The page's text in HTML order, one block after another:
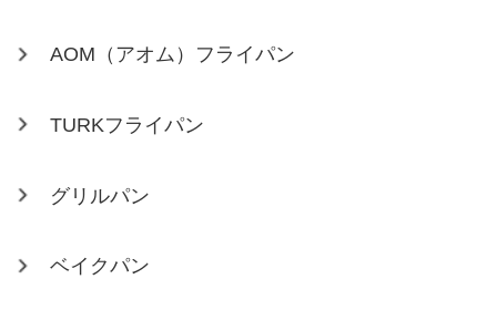
AOM（アオム）フライパン
TURKフライパン
グリルパン
ベイクパン